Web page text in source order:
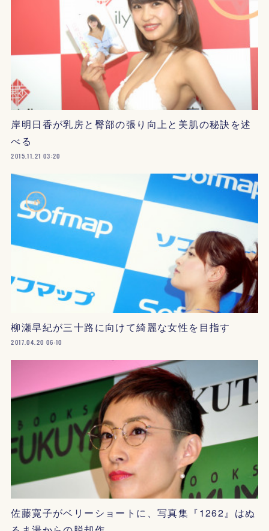
岸明日香が乳房と臀部の張り向上と美肌の秘訣を述
べる
2015.11.21 03:20
柳瀬早紀が三十路に向けて綺麗な女性を目指す
2017.04.20 06:10
佐藤寛子がベリーショートに、写真集『1262』はぬ